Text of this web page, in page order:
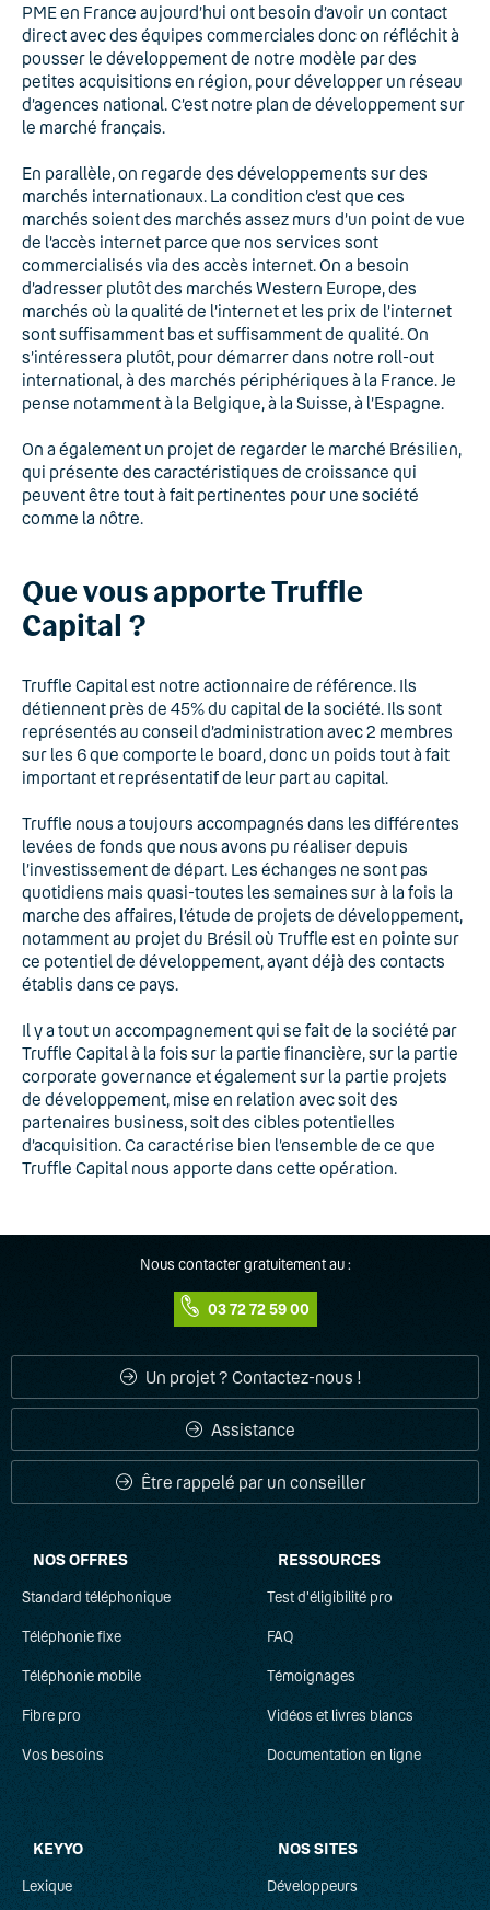
PME en France aujourd’hui ont besoin d’avoir un contact
direct avec des équipes commerciales donc on réfléchit à
pousser le développement de notre modèle par des
petites acquisitions en région, pour développer un réseau
d’agences national. C’est notre plan de développement sur
le marché français.
En parallèle, on regarde des développements sur des
marchés internationaux. La condition c’est que ces
marchés soient des marchés assez murs d’un point de vue
de l’accès internet parce que nos services sont
commercialisés via des accès internet. On a besoin
d’adresser plutôt des marchés Western Europe, des
marchés où la qualité de l’internet et les prix de l’internet
sont suffisamment bas et suffisamment de qualité. On
s’intéressera plutôt, pour démarrer dans notre roll-out
international, à des marchés périphériques à la France. Je
pense notamment à la Belgique, à la Suisse, à l’Espagne.
On a également un projet de regarder le marché Brésilien,
qui présente des caractéristiques de croissance qui
peuvent être tout à fait pertinentes pour une société
comme la nôtre.
Que vous apporte Truffle
Capital ?
Truffle Capital est notre actionnaire de référence. Ils
détiennent près de 45% du capital de la société. Ils sont
représentés au conseil d’administration avec 2 membres
sur les 6 que comporte le board, donc un poids tout à fait
important et représentatif de leur part au capital.
Truffle nous a toujours accompagnés dans les différentes
levées de fonds que nous avons pu réaliser depuis
l’investissement de départ. Les échanges ne sont pas
quotidiens mais quasi-toutes les semaines sur à la fois la
marche des affaires, l’étude de projets de développement,
notamment au projet du Brésil où Truffle est en pointe sur
ce potentiel de développement, ayant déjà des contacts
établis dans ce pays.
Il y a tout un accompagnement qui se fait de la société par
Truffle Capital à la fois sur la partie financière, sur la partie
corporate governance et également sur la partie projets
de développement, mise en relation avec soit des
partenaires business, soit des cibles potentielles
d’acquisition. Ca caractérise bien l’ensemble de ce que
Truffle Capital nous apporte dans cette opération.
Nous contacter gratuitement au :
03 72 72 59 00
Un projet ? Contactez-nous !
Assistance
Être rappelé par un conseiller
NOS OFFRES
Standard téléphonique
Téléphonie fixe
Téléphonie mobile
Fibre pro
Vos besoins
RESSOURCES
Test d'éligibilité pro
FAQ
Témoignages
Vidéos et livres blancs
Documentation en ligne
KEYYO
Lexique
NOS SITES
Développeurs